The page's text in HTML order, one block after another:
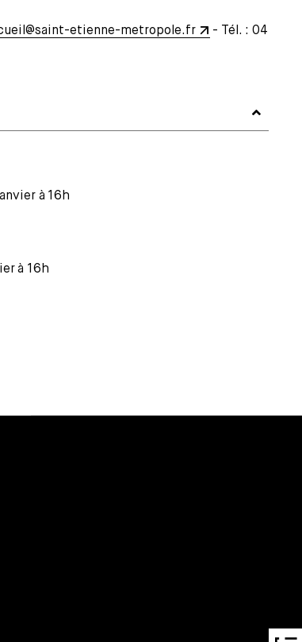
etienne-metropole.fr
- Tél. : 04
à 16h
à 16h